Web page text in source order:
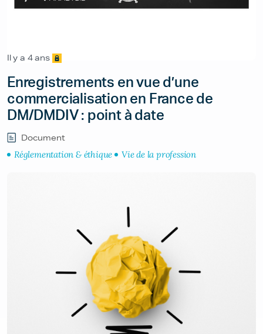
Il y a 4 ans
Enregistrements en vue d’une
commercialisation en France de
DM/DMDIV : point à date
Document
Réglementation & éthique Vie de la profession